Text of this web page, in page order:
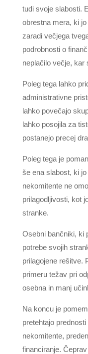
tudi svoje slabosti.
obrestna mera, ki
zaradi večjega
podrobnosti o
neplačilo večje, kar
Poleg tega lahko
administrativne
lahko povečajo
lahko posojila za
postanejo precej
Poleg tega je
še ena slabost, ki
nekomitente ne
prilagodljivosti, kot
stranke.
Osebni bančniki, ki
potrebe svojih
prilagojene rešitve.
primeru težav pri
osebna in manj
Na koncu je
pretehtajo
nekomitente,
financiranje.